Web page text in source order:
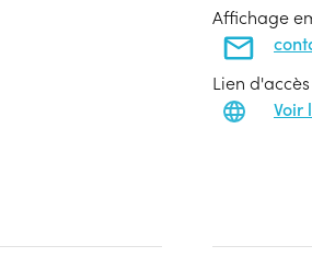
Affichage
Lien
Voir